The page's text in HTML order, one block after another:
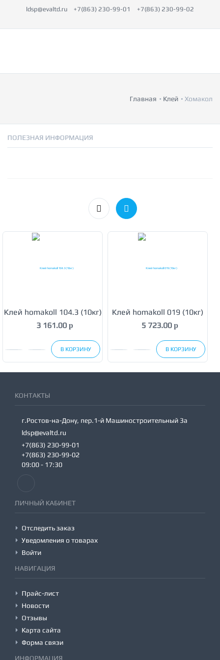
ldsp@evaltd.ru +7(863) 230-99-01 +7(863) 230-99-02
Главная Клей Хомакол
ПОЛЕЗНАЯ ИНФОРМАЦИЯ
Клей homakoll 104.3 (10кг)
3 161.00 p
В КОРЗИНУ
Клей homakoll 019 (10кг)
5 723.00 p
В КОРЗИНУ
КОНТАКТЫ
г.Ростов-на-Дону, пер.1-й Машиностроительный 3а
ldsp@evaltd.ru
+7(863) 230-99-01
+7(863) 230-99-02
09:00 - 17:30
ЛИЧНЫЙ КАБИНЕТ
Отследить заказ
Уведомления о товарах
Войти
НАВИГАЦИЯ
Прайс-лист
Новости
Отзывы
Карта сайта
Форма связи
ИНФОРМАЦИЯ